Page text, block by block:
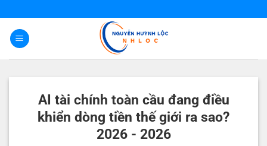
nội
dung
AI tài chính toàn cầu đang điều
khiển dòng tiền thế giới ra sao?
2026 - 2026